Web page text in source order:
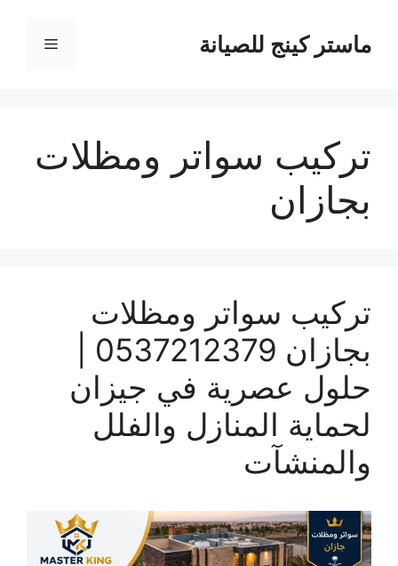
المحتوىماستر كينج للصيانة القائمة
تركيب سواتر ومظلات
بجازان
تركيب سواتر ومظلات
حلول عصرية في جيزان
لحماية المنازل والفلل
والمنشآت